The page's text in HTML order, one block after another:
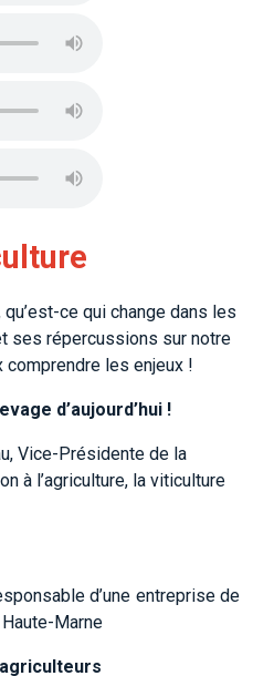
ce qui change dans les
ses répercussions sur notre
comprendre les enjeux !
d’aujourd’hui !
Vice-Présidente de la
à l’agriculture, la viticulture
d’une entreprise de
Marne